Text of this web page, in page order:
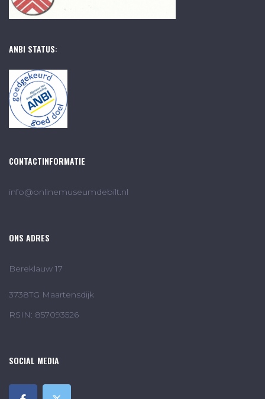
ANBI STATUS:
CONTACTINFORMATIE
info@onlinemuseumdebilt.nl
ONS ADRES
Bereklauw 17
3738TG Maartensdijk
RSIN: 857093526
SOCIAL MEDIA